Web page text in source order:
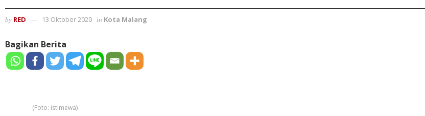
by RED 13 Oktober 2020 in Kota Malang
Bagikan Berita
(Foto: istimewa)